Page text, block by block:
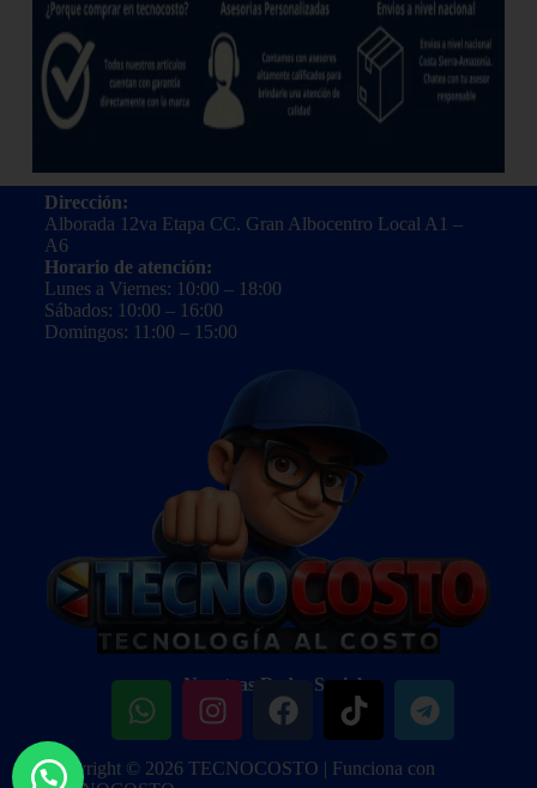
Dirección:
Alborada 12va Etapa CC. Gran Albocentro Local A1 –
A6
Horario de atención:
Lunes a Viernes: 10:00 – 18:00
Sábados: 10:00 – 16:00
Domingos: 11:00 – 15:00
Nuestras Redes Sociales:
Copyright © 2026 TECNOCOSTO | Funciona con